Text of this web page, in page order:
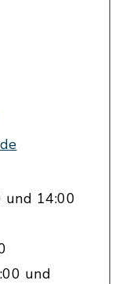
und 14:00
und